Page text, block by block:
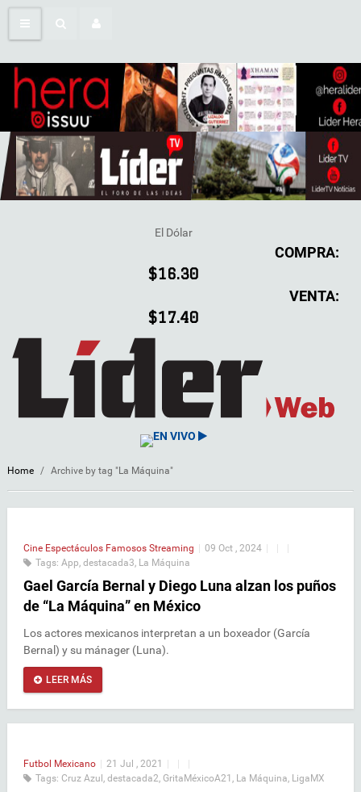
El Dólar
COMPRA:
$16.30
VENTA:
$17.40
EN VIVO
Home / Archive by tag "La Máquina"
Cine Espectáculos Famosos Streaming 09 Oct , 2024
Tags: App, destacada3, La Máquina
Gael García Bernal y Diego Luna alzan los puños
de “La Máquina” en México
Los actores mexicanos interpretan a un boxeador (García
Bernal) y su mánager (Luna).
LEER MÁS
Futbol Mexicano 21 Jul , 2021
Tags: Cruz Azul , destacada2, GritaMéxicoA21 , La Máquina, LigaMX